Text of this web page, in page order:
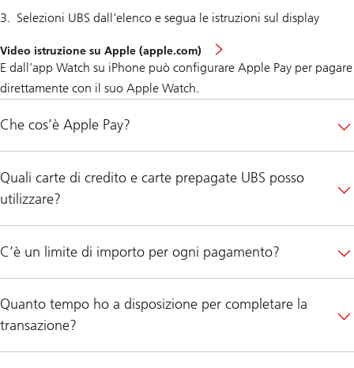
Selezioni UBS dall'elenco e segua le istruzioni sul display
Video istruzione su Apple (apple.com)
E dall’app Watch su iPhone può configurare Apple Pay per pagare
direttamente con il suo Apple Watch.
Che cos’è Apple Pay?
Quali carte di credito e carte prepagate UBS posso
utilizzare?
C’è un limite di importo per ogni pagamento?
Quanto tempo ho a disposizione per completare la
transazione?